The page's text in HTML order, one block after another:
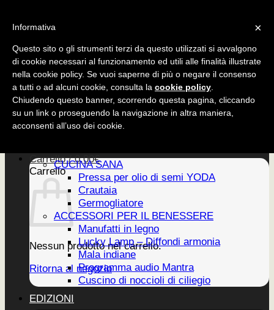
ACCESSORI
CUCINA SANA
ACCESSORI
EDIZIONI
Carrello /0,00€
Carrello
Nessun prodotto nel carrello.
Ritorna al negozio
Home
CUCINA SANA
Pressa per olio di semi YODA
Crautaia
Germogliatore
ACCESSORI PER IL BENESSERE
Manufatti in legno
Lucky Lamp – Diffondi armonia
Mala indiane
Programma audio Mantra
Cuscino di noccioli di ciliegio
EDIZIONI
×
Informativa
Questo sito o gli strumenti terzi da questo utilizzati si avvalgono
di cookie necessari al funzionamento ed utili alle finalità illustrate
nella cookie policy. Se vuoi saperne di più o negare il consenso
a tutti o ad alcuni cookie, consulta la cookie policy
Chiudendo questo banner, scorrendo questa pagina, cliccando
su un link o proseguendo la navigazione in altra maniera,
acconsenti all’uso dei cookie.